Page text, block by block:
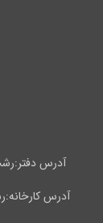
آدرس
آدرس